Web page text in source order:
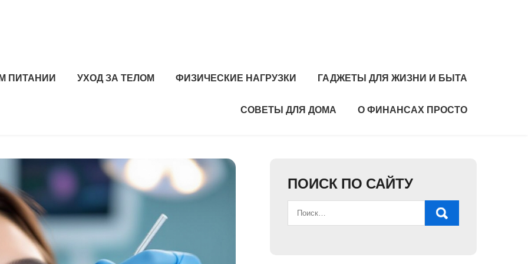
ПИТАНИИ УХОД ЗА ТЕЛОМ ФИЗИЧЕСКИЕ НАГРУЗКИ ГАДЖЕТЫ ДЛЯ ЖИЗНИ И БЫТА
СОВЕТЫ ДЛЯ ДОМА О ФИНАНСАХ ПРОСТО
ПОИСК ПО САЙТУ